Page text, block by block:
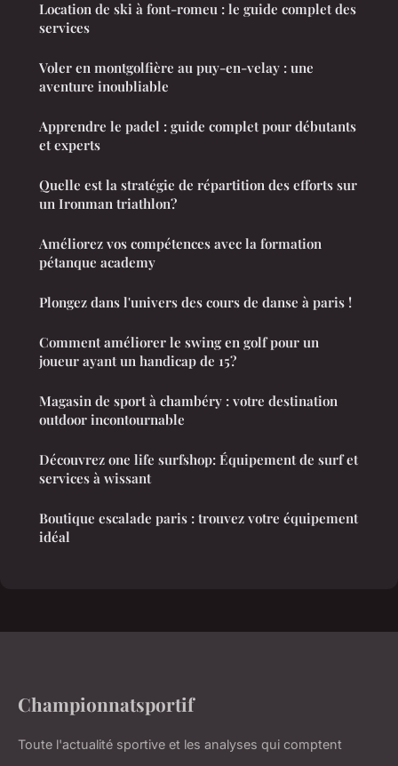
Location de ski à font-romeu : le guide complet des
services
Voler en montgolfière au puy-en-velay : une
aventure inoubliable
Apprendre le padel : guide complet pour débutants
et experts
Quelle est la stratégie de répartition des efforts sur
un Ironman triathlon?
Améliorez vos compétences avec la formation
pétanque academy
Plongez dans l'univers des cours de danse à paris !
Comment améliorer le swing en golf pour un
joueur ayant un handicap de 15?
Magasin de sport à chambéry : votre destination
outdoor incontournable
Découvrez one life surfshop: Équipement de surf et
services à wissant
Boutique escalade paris : trouvez votre équipement
idéal
Championnatsportif
Toute l'actualité sportive et les analyses qui comptent